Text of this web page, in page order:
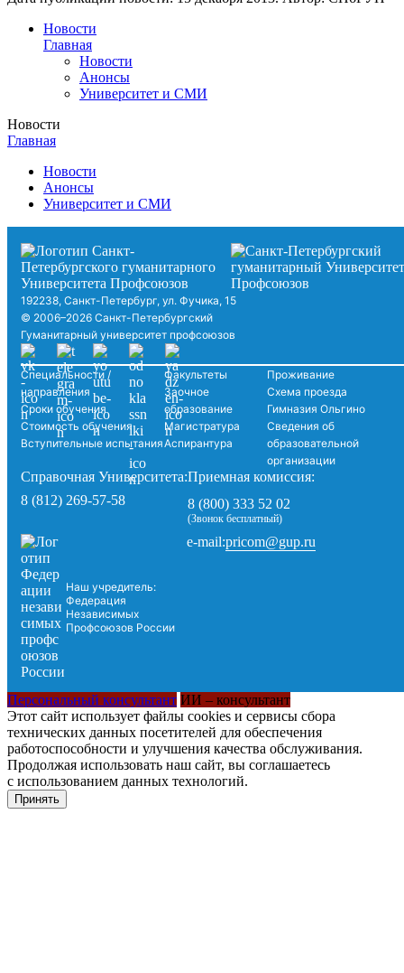
Новости
Главная
Новости
Анонсы
Университет и СМИ
Новости
Главная
Новости
Анонсы
Университет и СМИ
192238, Санкт-Петербург, ул. Фучика, 15
© 2006–2026 Санкт-Петербургский
Гуманитарный университет профсоюзов
Специальности /
направления
Сроки обучения
Стоимость обучения
Вступительные испытания
Факультеты
Заочное
образование
Магистратура
Аспирантура
Проживание
Схема проезда
Гимназия Ольгино
Сведения об
образовательной
организации
Справочная Университета:
8 (812) 269-57-58
Приемная комиссия:
8 (800) 333 52 02
(Звонок бесплатный)
Наш учредитель:
Федерация
Независимых
Профсоюзов России
e-mail:pricom@gup.ru
Персональный консультант ИИ – консультант
Этот сайт использует файлы cookies и сервисы сбора
технических данных посетителей для обеспечения
работоспособности и улучшения качества обслуживания.
Продолжая использовать наш сайт, вы соглашаетесь
с использованием данных технологий.
Принять